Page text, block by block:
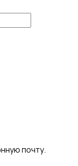
почту.